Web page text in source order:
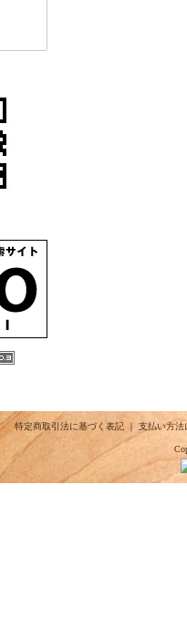
特定商取引法に基づく表記｜ 支払い方法